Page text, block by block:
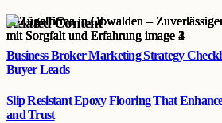
Related Content
Business Broker Marketing Strategy
Buyer Leads
Slip Resistant Epoxy Flooring That
and Trust